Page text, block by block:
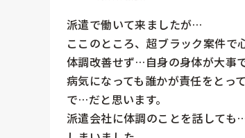
派遣で働いて来ましたが…
ここのところ、超ブラック案件で
体調改善せず…自身の身体が大事で
病気になっても誰かが責任をとっ
で…だと思います。
派遣会社に体調のことを話しても